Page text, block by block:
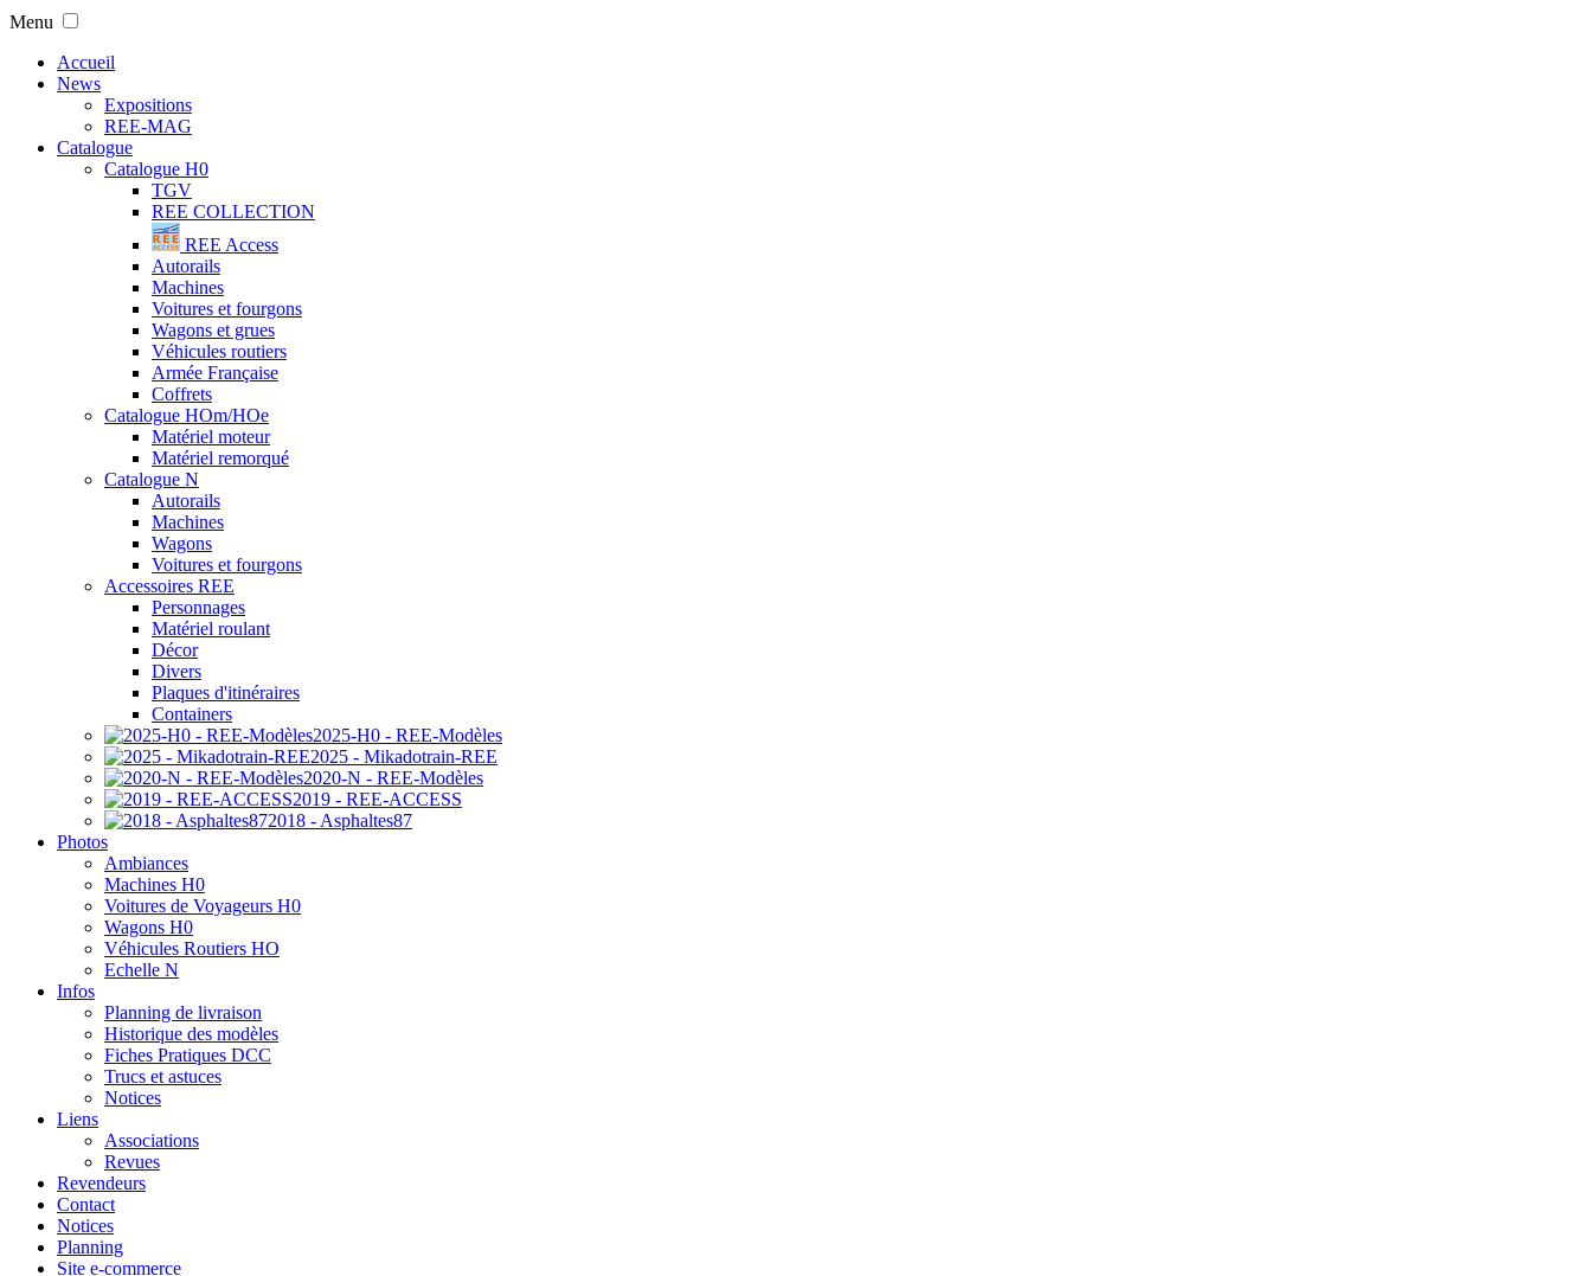
Menu
Accueil
News
Expositions
REE-MAG
Catalogue
Catalogue H0
TGV
REE COLLECTION
REE Access
Autorails
Machines
Voitures et fourgons
Wagons et grues
Véhicules routiers
Armée Française
Coffrets
Catalogue HOm/HOe
Matériel moteur
Matériel remorqué
Catalogue N
Autorails
Machines
Wagons
Voitures et fourgons
Accessoires REE
Personnages
Matériel roulant
Décor
Divers
Plaques d'itinéraires
Containers
2025-H0 - REE-Modèles
2025 - Mikadotrain-REE
2020-N - REE-Modèles
2019 - REE-ACCESS
2018 - Asphaltes87
Photos
Ambiances
Machines H0
Voitures de Voyageurs H0
Wagons H0
Véhicules Routiers HO
Echelle N
Infos
Planning de livraison
Historique des modèles
Fiches Pratiques DCC
Trucs et astuces
Notices
Liens
Associations
Revues
Revendeurs
Contact
Notices
Planning
Site e-commerce